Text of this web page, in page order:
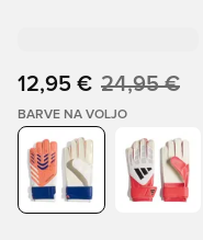
12,95 € 24,95 €
BARVE NA VOLJO